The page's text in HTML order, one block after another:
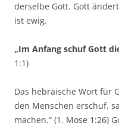
derselbe Gott. Gott
ist ewig.
„Im Anfang schuf Gott
1:1)
Das hebräische Wort für
den Menschen erschuf,
machen.“ (1. Mose 1:26)